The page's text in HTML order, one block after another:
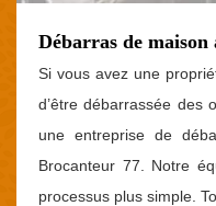
Débarras de
Si vous avez une
d’être débarrassée des
une entreprise de
Brocanteur 77. Notre
processus plus simple.